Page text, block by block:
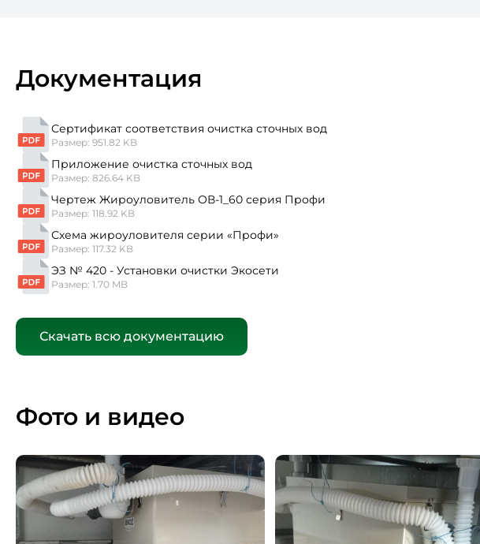
Документация
Сертификат соответствия очистка сточных вод
Размер: 951.82 KB
Приложение очистка сточных вод
Размер: 826.64 KB
Чертеж Жироуловитель ОВ-1_60 серия Профи
Размер: 118.92 KB
Схема жироуловителя серии «Профи»
Размер: 117.32 KB
ЭЗ № 420 - Установки очистки Экосети
Размер: 1.70 MB
Скачать всю документацию
Фото и видео